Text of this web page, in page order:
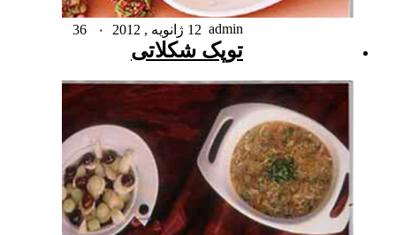
admin 12 ژانویه , 2012 ۰
توپک شکلاتی